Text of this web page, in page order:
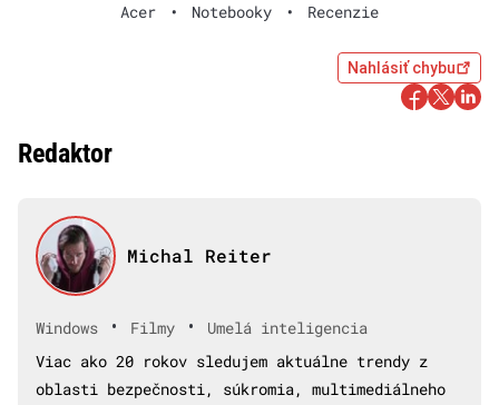
Acer • Notebooky • Recenzie
Nahlásiť chybu
Redaktor
Michal Reiter
Windows • Filmy •
Umelá inteligencia
Viac ako 20 rokov sledujem aktuálne trendy z
oblasti bezpečnosti, súkromia, multimediálneho